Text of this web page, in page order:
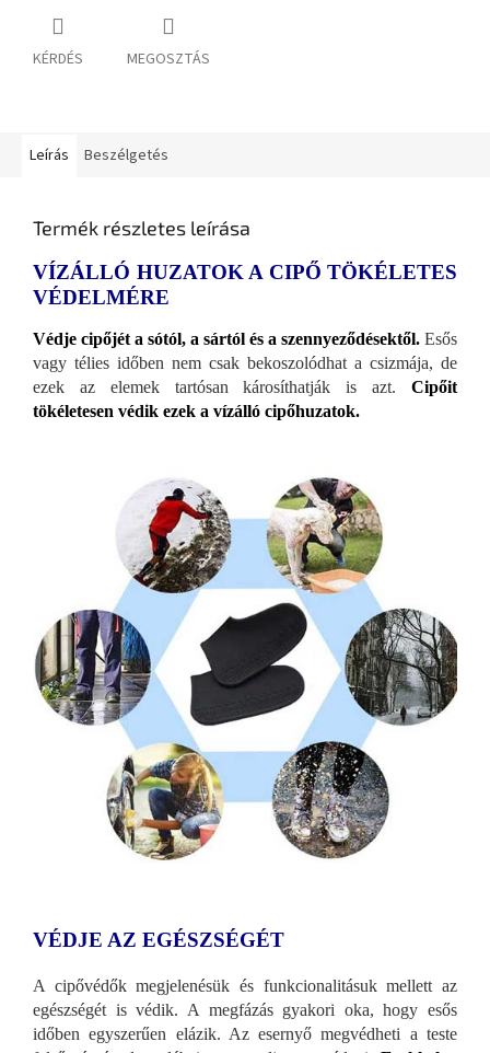
KÉRDÉS MEGOSZTÁS
Leírás Beszélgetés
Termék részletes leírása
VÍZÁLLÓ HUZATOK A CIPŐ TÖKÉLETES
VÉDELMÉRE
Védje cipőjét a sótól, a sártól és a szennyeződésektől. Esős
vagy télies időben nem csak bekoszolódhat a csizmája, de
ezek az elemek tartósan károsíthatják is azt.
Cipőit
tökéletesen védik ezek a vízálló cipőhuzatok.
VÉDJE AZ EGÉSZSÉGÉT
A cipővédők megjelenésük és funkcionalitásuk mellett az
egészségét is védik. A megfázás gyakori oka, hogy esős
időben egyszerűen elázik. Az esernyő megvédheti a teste